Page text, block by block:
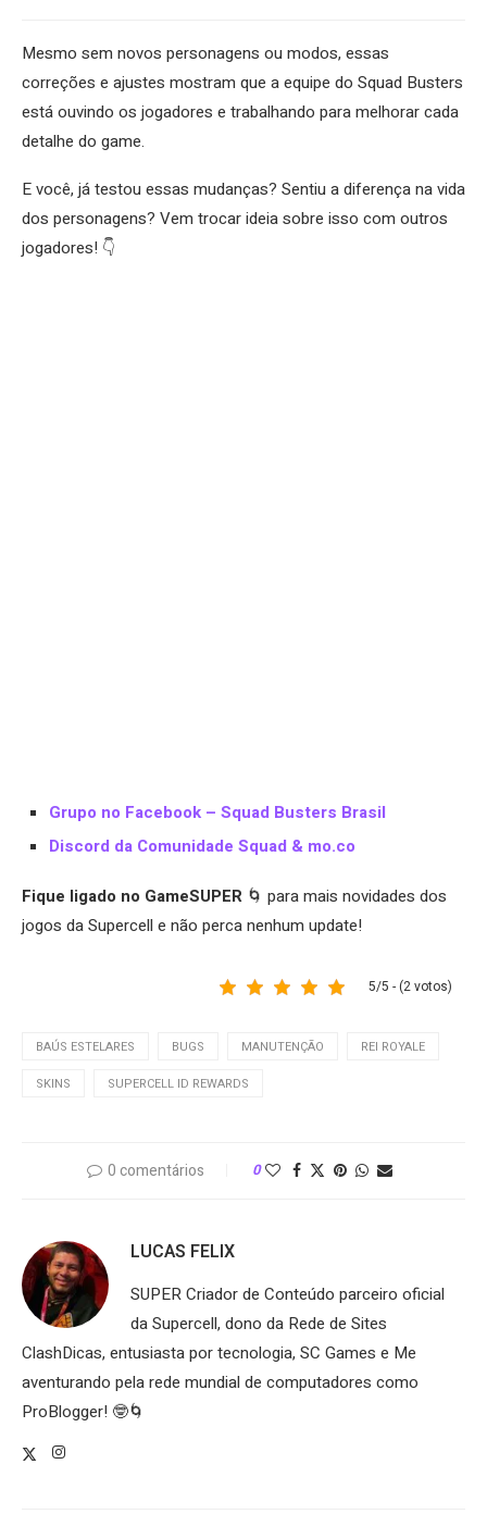
Mesmo sem novos personagens ou modos, essas
correções e ajustes mostram que a equipe do Squad Busters
está ouvindo os jogadores e trabalhando para melhorar cada
detalhe do game.
E você, já testou essas mudanças? Sentiu a diferença na vida
dos personagens? Vem trocar ideia sobre isso com outros
jogadores! 👇
Grupo no Facebook – Squad Busters Brasil
Discord da Comunidade Squad & mo.co
Fique ligado no GameSUPER 🌀 para mais novidades dos
jogos da Supercell e não perca nenhum update!
5/5 - (2 votos)
BAÚS ESTELARES BUGS MANUTENÇÃO
REI ROYALE
SKINS
SUPERCELL ID REWARDS
0 comentários 0
LUCAS FELIX
SUPER Criador de Conteúdo parceiro oficial
da Supercell, dono da Rede de Sites
ClashDicas, entusiasta por tecnologia, SC Games e Me
aventurando pela rede mundial de computadores como
ProBlogger! 🤓🌀